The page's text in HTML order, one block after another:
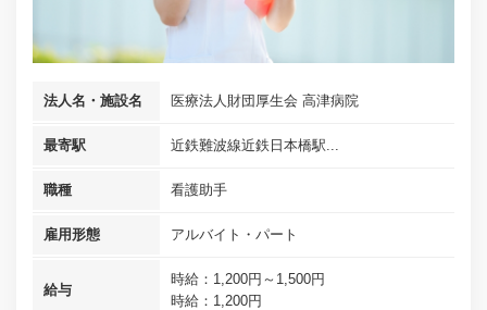
法人名・施設名 医療法人財団厚生会 高津病院
最寄駅 近鉄難波線近鉄日本橋駅...
職種 看護助手
雇用形態 アルバイト・パート
給与
時給：1,200円～1,500円
時給：1,200円